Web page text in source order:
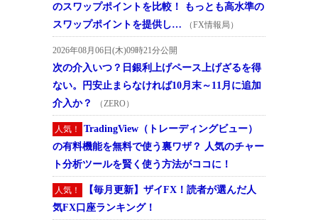
のスワップポイントを比較！ もっとも高水準の
スワップポイントを提供し…
（FX情報局）
2026年08月06日(木)09時21分公開
次の介入いつ？日銀利上げペース上げざるを得
ない。円安止まらなければ10月末～11月に追加
介入か？
（ZERO）
人気！
TradingView（トレーディングビュー）
の有料機能を無料で使う裏ワザ？ 人気のチャー
ト分析ツールを賢く使う方法がココに！
人気！
【毎月更新】ザイFX！読者が選んだ人
気FX口座ランキング！